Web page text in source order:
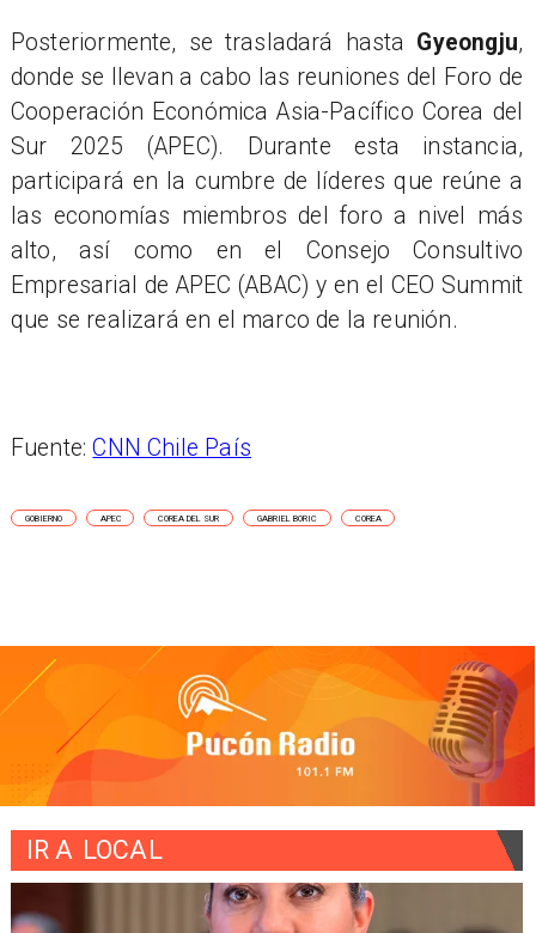
Posteriormente, se trasladará hasta Gyeongju,
donde se llevan a cabo las reuniones del Foro de
Cooperación Económica Asia-Pacífico Corea del
Sur 2025 (APEC). Durante esta instancia,
participará en la cumbre de líderes que reúne a
las economías miembros del foro a nivel más
alto, así como en el Consejo Consultivo
Empresarial de APEC (ABAC) y en el CEO Summit
que se realizará en el marco de la reunión.
Fuente:CNN Chile País
GOBIERNO APEC COREA DEL SUR GABRIEL BORIC COREA
IR A LOCAL